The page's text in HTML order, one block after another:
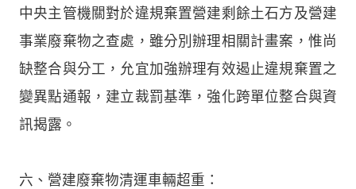
中央主管機關對於違規棄置營建剩餘土石方及營建
事業廢棄物之查處，雖分別辦理相關計畫案，惟尚
缺整合與分工，允宜加強辦理有效遏止違規棄置之
變異點通報，建立裁罰基準，強化跨單位整合與資
訊揭露。
六、營建廢棄物清運車輛超重：